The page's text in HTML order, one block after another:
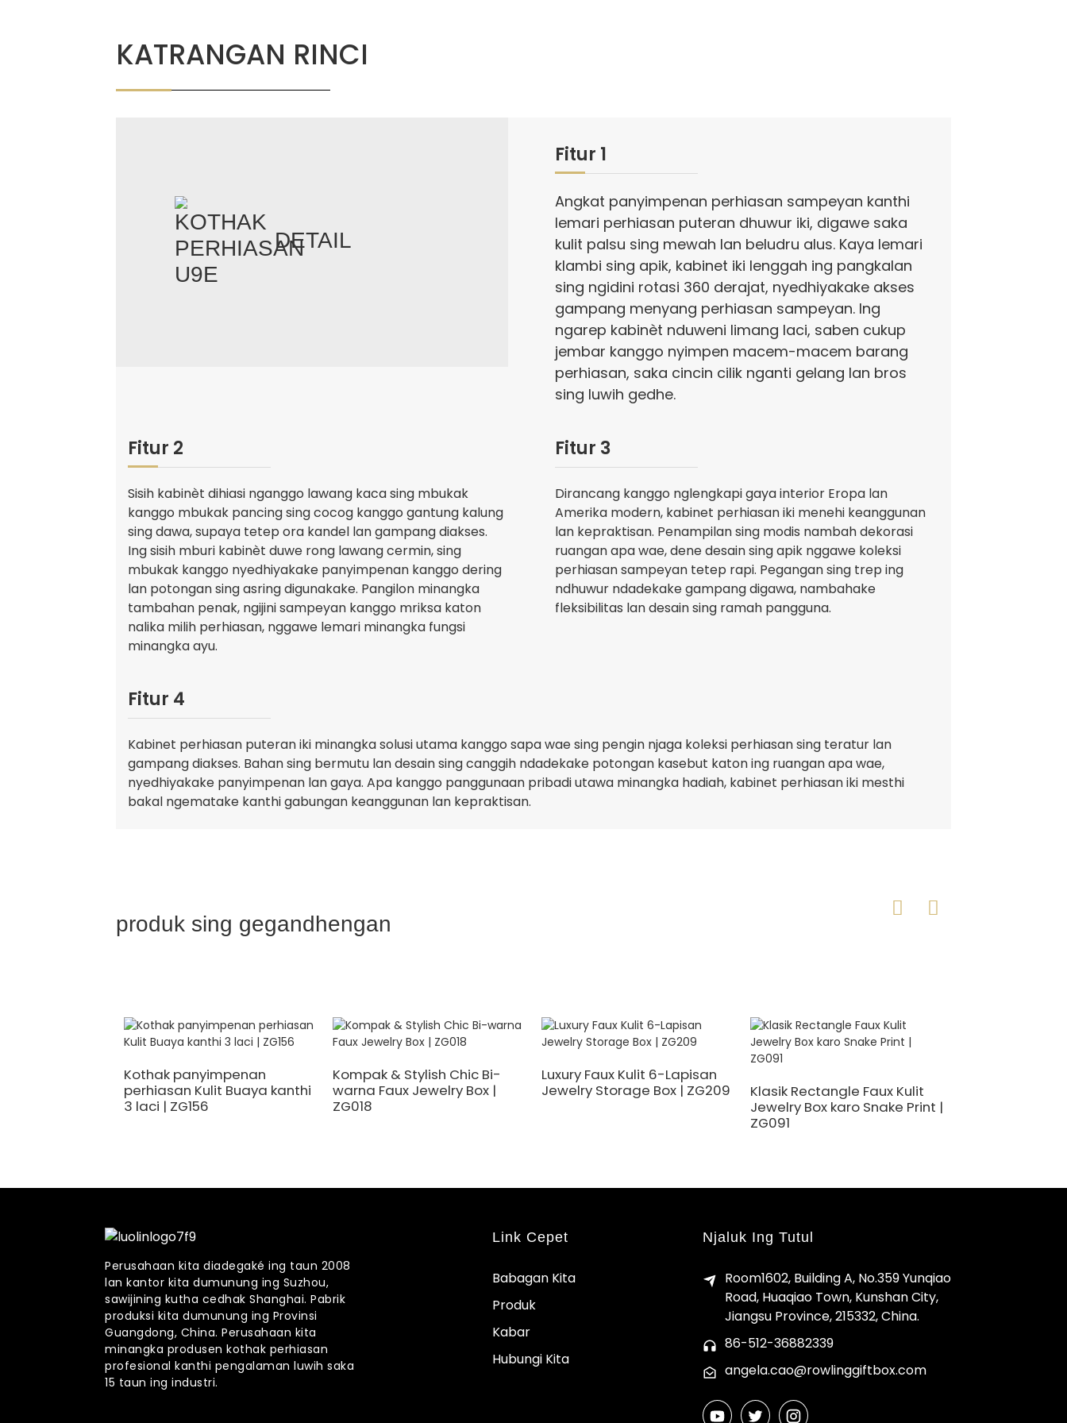
KATRANGAN RINCI
DETAIL
Fitur 1
Angkat panyimpenan perhiasan sampeyan kanthi
lemari perhiasan puteran dhuwur iki, digawe saka
kulit palsu sing mewah lan beludru alus. Kaya lemari
klambi sing apik, kabinet iki lenggah ing pangkalan
sing ngidini rotasi 360 derajat, nyedhiyakake akses
gampang menyang perhiasan sampeyan. Ing
ngarep kabinèt nduweni limang laci, saben cukup
jembar kanggo nyimpen macem-macem barang
perhiasan, saka cincin cilik nganti gelang lan bros
sing luwih gedhe.
Fitur 2
Sisih kabinèt dihiasi nganggo lawang kaca sing mbukak
kanggo mbukak pancing sing cocog kanggo gantung kalung
sing dawa, supaya tetep ora kandel lan gampang diakses.
Ing sisih mburi kabinèt duwe rong lawang cermin, sing
mbukak kanggo nyedhiyakake panyimpenan kanggo dering
lan potongan sing asring digunakake. Pangilon minangka
tambahan penak, ngijini sampeyan kanggo mriksa katon
nalika milih perhiasan, nggawe lemari minangka fungsi
minangka ayu.
Fitur 3
Dirancang kanggo nglengkapi gaya interior Eropa lan
Amerika modern, kabinet perhiasan iki menehi keanggunan
lan kepraktisan. Penampilan sing modis nambah dekorasi
ruangan apa wae, dene desain sing apik nggawe koleksi
perhiasan sampeyan tetep rapi. Pegangan sing trep ing
ndhuwur ndadekake gampang digawa, nambahake
fleksibilitas lan desain sing ramah pangguna.
Fitur 4
Kabinet perhiasan puteran iki minangka solusi utama kanggo sapa wae sing pengin njaga koleksi perhiasan sing teratur lan
gampang diakses. Bahan sing bermutu lan desain sing canggih ndadekake potongan kasebut katon ing ruangan apa wae,
nyedhiyakake panyimpenan lan gaya. Apa kanggo panggunaan pribadi utawa minangka hadiah, kabinet perhiasan iki mesthi
bakal ngematake kanthi gabungan keanggunan lan kepraktisan.
produk sing gegandhengan
Kothak panyimpenan
perhiasan Kulit Buaya kanthi
3 laci | ZG156
Kompak & Stylish Chic Bi-
warna Faux Jewelry Box |
ZG018
Luxury Faux Kulit 6-Lapisan
Jewelry Storage Box | ZG209
Klasik Rectangle Faux Kulit
Jewelry Box karo Snake Print |
ZG091
Perusahaan kita diadegaké ing taun 2008
lan kantor kita dumunung ing Suzhou,
sawijining kutha cedhak Shanghai. Pabrik
produksi kita dumunung ing Provinsi
Guangdong, China. Perusahaan kita
minangka produsen kothak perhiasan
profesional kanthi pengalaman luwih saka
15 taun ing industri.
Link Cepet
Babagan Kita
Produk
Kabar
Hubungi Kita
Njaluk Ing Tutul
Room1602, Building A, No.359 Yunqiao
Road, Huaqiao Town, Kunshan City,
Jiangsu Province, 215332, China.
86-512-36882339
angela.cao@rowlinggiftbox.com